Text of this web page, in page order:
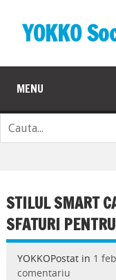
YOKKO
MENU
STILUL SMART
SFATURI
YOKKOPostat in 1
comentariu